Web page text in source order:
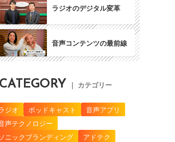
ラジオのデジタル変革
音声コンテンツの最前線
CATEGORY ｜ カテゴリー
ジオ ポッドキャスト
音声アプリ
声テクノロジー
ニックブランディング
アドテク